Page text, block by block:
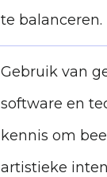
te balanceren.
Gebruik van
software en
kennis om
artistieke